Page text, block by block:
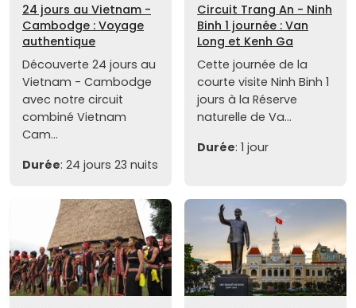
24 jours au Vietnam -
Cambodge : Voyage
authentique
Découverte 24 jours au
Vietnam - Cambodge
avec notre circuit
combiné Vietnam
Cam...
Durée: 24 jours 23 nuits
Circuit Trang An - Ninh
Binh 1 journée : Van
Long et Kenh Ga
Cette journée de la
courte visite Ninh Binh 1
jours à la Réserve
naturelle de Va...
Durée: 1 jour